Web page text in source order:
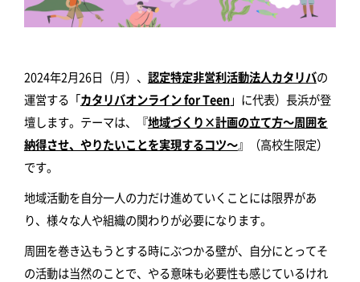
2024年2月26日（月）、 認定特定非営利活動法人カタリバの
運営する「カタリバオンライン for Teen」に代表）長浜が登
壇します。テーマは、『地域づくり×計画の立て方～周囲を
納得させ、やりたいことを実現するコツ～』（高校生限定）
です。
地域活動を自分一人の力だけ進めていくことには限界があ
り、様々な人や組織の関わりが必要になります。
周囲を巻き込もうとする時にぶつかる壁が、自分にとってそ
の活動は当然のことで、やる意味も必要性も感じているけれ